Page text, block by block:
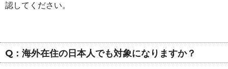
認してください。
Q：海外在住の日本人でも対象になりますか？